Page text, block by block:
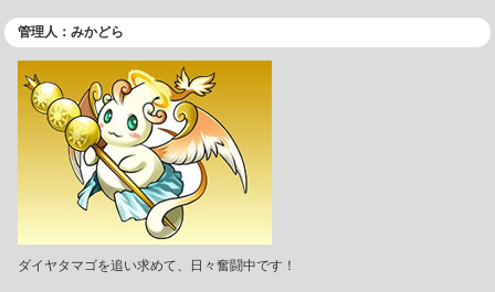
管理人：みかどら
ダイヤタマゴを追い求めて、日々奮闘中です！